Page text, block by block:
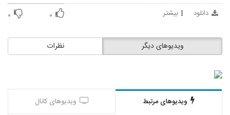
دانلود بیشتر ۰ ۰
نظرات ویدیوهای دیگر
ویدیوهای مرتبط ویدیوهای کانال